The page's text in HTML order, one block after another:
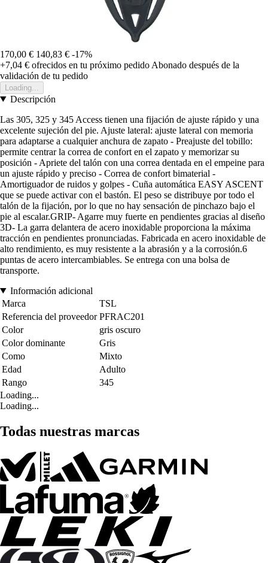
170,00 € 140,83 € -17%
+7,04 € ofrecidos en tu próximo pedido Abonado después de la
validación de tu pedido
Loading...
Descripción
Las 305, 325 y 345 Access tienen una fijación de ajuste rápido y una
excelente sujeción del pie. Ajuste lateral: ajuste lateral con memoria
para adaptarse a cualquier anchura de zapato - Preajuste del tobillo:
permite centrar la correa de confort en el zapato y memorizar su
posición - Apriete del talón con una correa dentada en el empeine para
un ajuste rápido y preciso - Correa de confort bimaterial -
Amortiguador de ruidos y golpes - Cuña automática EASY ASCENT
que se puede activar con el bastón. El peso se distribuye por todo el
talón de la fijación, por lo que no hay sensación de pinchazo bajo el
pie al escalar.GRIP- Agarre muy fuerte en pendientes gracias al diseño
3D- La garra delantera de acero inoxidable proporciona la máxima
tracción en pendientes pronunciadas. Fabricada en acero inoxidable de
alto rendimiento, es muy resistente a la abrasión y a la corrosión.6
puntas de acero intercambiables. Se entrega con una bolsa de
transporte.
Información adicional
Marca
TSL
Referencia del proveedor PFRAC201
Color
gris oscuro
Color dominante
Gris
Como
Mixto
Edad
Adulto
Rango
345
Loading...
Loading...
Todas nuestras marcas